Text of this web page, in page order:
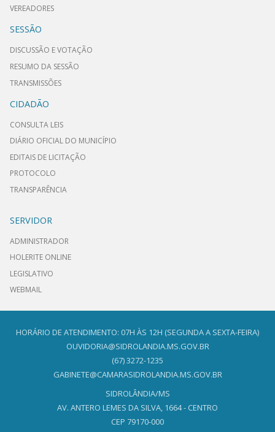
VEREADORES
SESSÃO
DISCUSSÃO E VOTAÇÃO
RESUMO DA SESSÃO
TRANSMISSÕES
CIDADÃO
CONSULTA LEIS
DIÁRIO OFICIAL DO MUNICÍPIO
EDITAIS DE LICITAÇÃO
PROTOCOLO
TRANSPARÊNCIA
SERVIDOR
ADMINISTRADOR
HOLERITE ONLINE
LEGISLATIVO
WEBMAIL
HORÁRIO DE ATENDIMENTO: 07H ÀS 12H (SEGUNDA A SEXTA-FEIRA)
OUVIDORIA@SIDROLANDIA.MS.GOV.BR
(67) 3272-1235
GABINETE@CAMARASIDROLANDIA.MS.GOV.BR
SIDROLÂNDIA/MS
AV. ANTERO LEMES DA SILVA, 1664 - CENTRO
CEP 79170-000